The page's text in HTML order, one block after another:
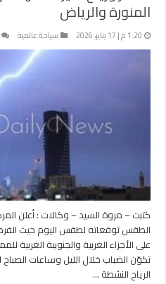
المنورة والرياض
1:20 م | 17 يناير، 2026 سياحة عالمية
كتبت – مروة السيد – وكالات : أعلن
الطقس توقعاته لطقس اليوم حيث
على الأجزاء الغربية والجنوبية الغربية
تكوّن الضباب خلال الليل وساعات الصباح
الرياح النشطة …